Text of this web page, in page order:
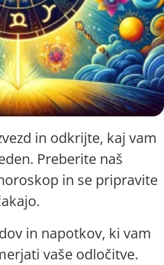
in odkrijte, kaj vam
Preberite naš
in se pripravite
in napotkov, ki vam
vaše odločitve.